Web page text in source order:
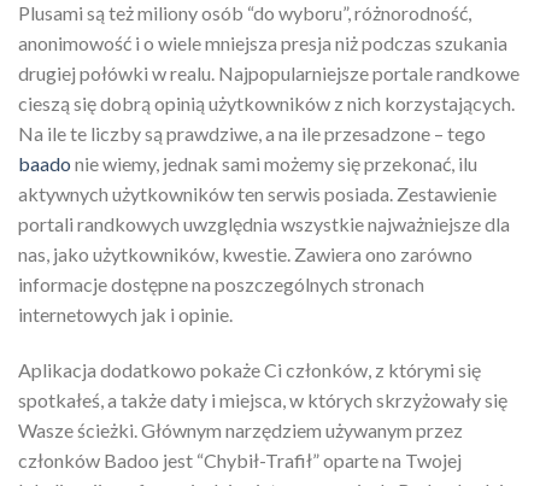
Plusami są też miliony osób “do wyboru”, różnorodność,
anonimowość i o wiele mniejsza presja niż podczas szukania
drugiej połówki w realu. Najpopularniejsze portale randkowe
cieszą się dobrą opinią użytkowników z nich korzystających.
Na ile te liczby są prawdziwe, a na ile przesadzone – tego
baado nie wiemy, jednak sami możemy się przekonać, ilu
aktywnych użytkowników ten serwis posiada. Zestawienie
portali randkowych uwzględnia wszystkie najważniejsze dla
nas, jako użytkowników, kwestie. Zawiera ono zarówno
informacje dostępne na poszczególnych stronach
internetowych jak i opinie.
Aplikacja dodatkowo pokaże Ci członków, z którymi się
spotkałeś, a także daty i miejsca, w których skrzyżowały się
Wasze ścieżki. Głównym narzędziem używanym przez
członków Badoo jest “Chybił-Trafił” oparte na Twojej